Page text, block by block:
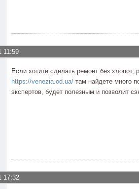
11:59
Если хотите сделать ремонт без хлопот,
https://venezia.od.ua/ там найдете много
экспертов, будет полезным и позволит
17:32